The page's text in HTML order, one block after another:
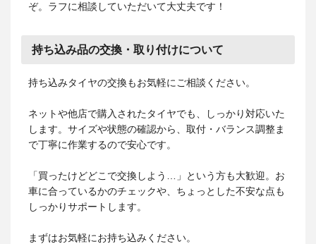
ぞ。ラフに相談していただいて大丈夫です！
持ち込み品の交換・取り付けについて
持ち込みタイヤの交換もお気軽にご相談ください。
ネットや他店で購入されたタイヤでも、しっかり対応いた
します。サイズや状態の確認から、取付・バランス調整ま
で丁寧に作業するので安心です。
「買ったけどどこで交換しよう…」という方も大歓迎。お
車に合っているかのチェックや、ちょっとした不安な点も
しっかりサポートします。
まずはお気軽にお持ち込みください。